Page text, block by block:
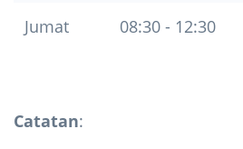
Jumat 08:30 - 12:30
Catatan: